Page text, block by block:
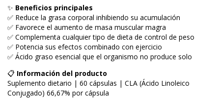
✨ Beneficios principales
✅ Reduce la grasa corporal inhibiendo su acumulación
✅ Favorece el aumento de masa muscular magra
✅ Complementa cualquier tipo de dieta de control de peso
✅ Potencia sus efectos combinado con ejercicio
✅ Ácido graso esencial que el organismo no produce solo
📋 Información del producto
Suplemento dietario | 60 cápsulas | CLA (Ácido Linoleico
Conjugado) 66,67% por cápsula